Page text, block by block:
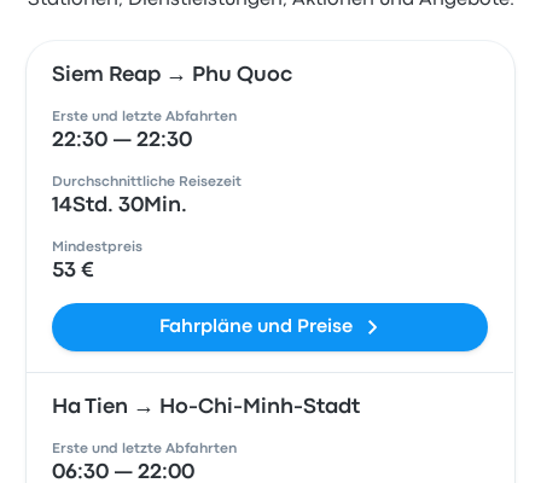
Siem Reap → Phu Quoc
Erste und letzte Abfahrten
22:30 — 22:30
Durchschnittliche Reisezeit
14Std. 30Min.
Mindestpreis
53 €
Fahrpläne und Preise
Ha Tien → Ho-Chi-Minh-Stadt
Erste und letzte Abfahrten
06:30 — 22:00